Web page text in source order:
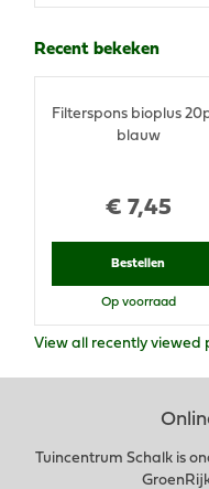
Recent bekeken
€ 7,45
Filterspons bioplus
blauw
Bestellen
Op voorraad
View all recently viewed
Tuincentrum Schalk is